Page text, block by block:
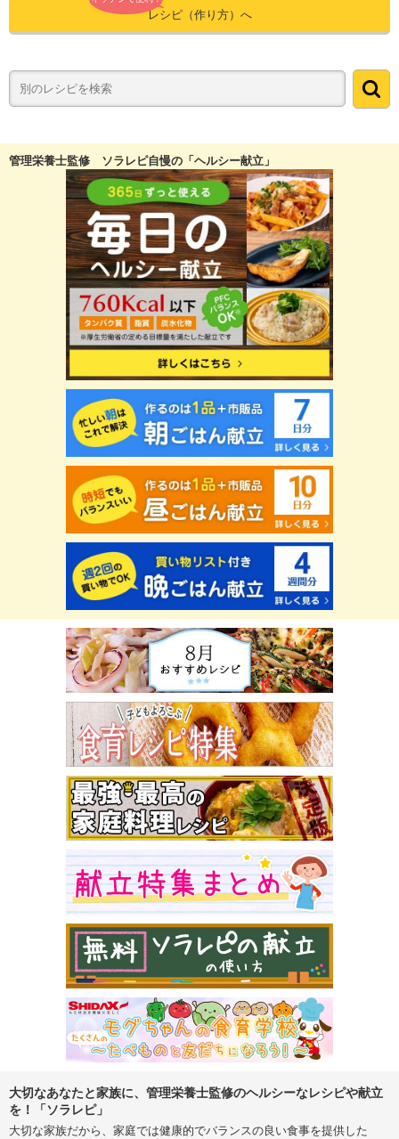
レシピ（作り方）へ
管理栄養士監修 ソラレピ自慢の「ヘルシー献立」
大切なあなたと家族に、管理栄養士監修のヘルシーなレシピや献立
を！「ソラレピ」
大切な家族だから、家庭では健康的でバランスの良い食事を提供した